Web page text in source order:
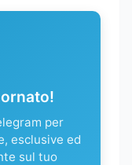
per
esclusive ed
sul tuo